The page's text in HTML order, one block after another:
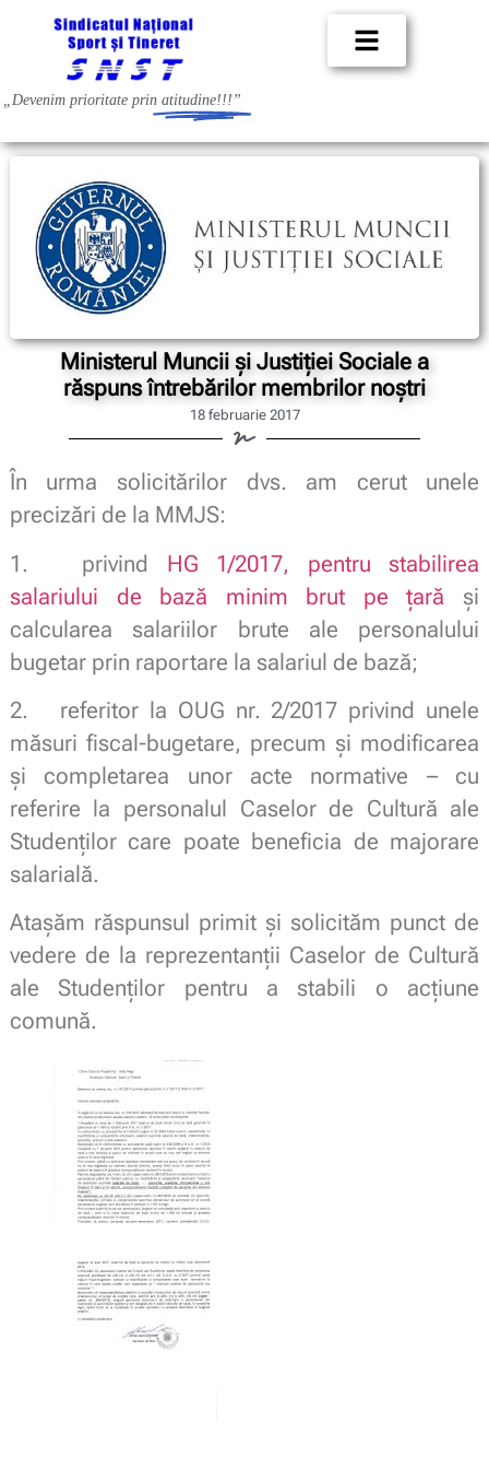
„Devenim prioritate prin atitudine!!!”
Ministerul Muncii şi Justiţiei Sociale a
răspuns întrebărilor membrilor noştri
18 februarie 2017
În urma solicitărilor dvs. am cerut unele
precizări de la MMJS:
1. privind HG 1/2017, pentru stabilirea
salariului de bază minim brut pe ţară şi
calcularea salariilor brute ale personalului
bugetar prin raportare la salariul de bază;
2. referitor la OUG nr. 2/2017 privind unele
măsuri fiscal-bugetare, precum şi modificarea
şi completarea unor acte normative – cu
referire la personalul Caselor de Cultură ale
Studenţilor care poate beneficia de majorare
salarială.
Ataşăm răspunsul primit şi solicităm punct de
vedere de la reprezentanţii Caselor de Cultură
ale Studenţilor pentru a stabili o acţiune
comună.